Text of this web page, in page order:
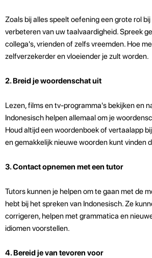
Zoals bij alles speelt oefening een grote rol
verbeteren van uw taalvaardigheid. Spreek
collega's, vrienden of zelfs vreemden. Hoe
zelfverzekerder en vloeiender je zult worden.
2. Breid je woordenschat uit
Lezen, films en tv-programma's bekijken en
Indonesisch helpen allemaal om je
Houd altijd een woordenboek of vertaalapp
en gemakkelijk nieuwe woorden kunt vinden
3. Contact opnemen met een tutor
Tutors kunnen je helpen om te gaan met de
hebt bij het spreken van Indonesisch. Ze
corrigeren, helpen met grammatica en
idiomen voorstellen.
4. Bereid je van tevoren voor